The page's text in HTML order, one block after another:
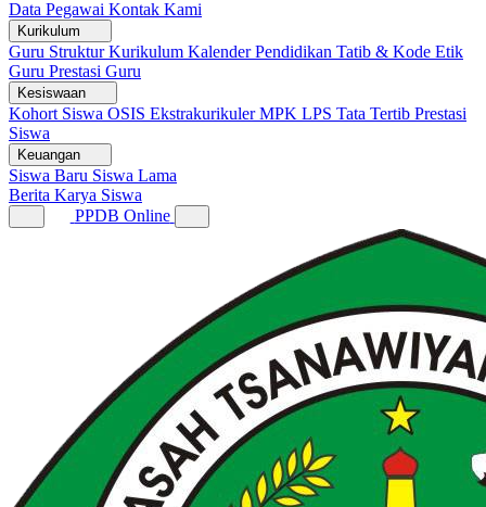
Data Pegawai Kontak Kami
Kurikulum
Guru Struktur Kurikulum Kalender Pendidikan Tatib & Kode Etik
Guru Prestasi Guru
Kesiswaan
Kohort Siswa OSIS Ekstrakurikuler MPK LPS Tata Tertib Prestasi
Siswa
Keuangan
Siswa Baru Siswa Lama
Berita Karya Siswa
PPDB Online